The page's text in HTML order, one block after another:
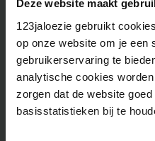
Deze website maakt
123jaloezie gebruikt
op onze website om je een
gebruikerservaring te
analytische cookies
zorgen dat de website
basisstatistieken bij te
Ontdek je
Grootste keuze uit
Bestel tot maximaal 6
Vandaag vóór 12:00